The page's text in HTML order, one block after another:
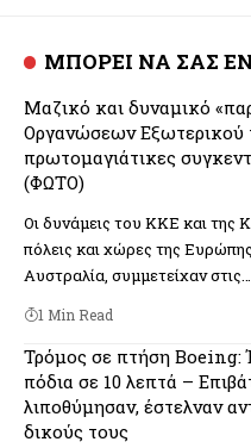
ΜΠΟΡΕΙ ΝΑ ΣΑΣ
Μαζικό και δυναμικό
Οργανώσεων
πρωτομαγιάτικες
(ΦΩΤΟ)
Οι δυνάμεις του ΚΚΕ και της
πόλεις και χώρες της
Αυστραλία, συμμετείχαν στις…
1 Min Read
Τρόμος σε πτήση Boeing:
πόδια σε 10 λεπτά –
λιποθύμησαν, έστελναν
δικούς τους